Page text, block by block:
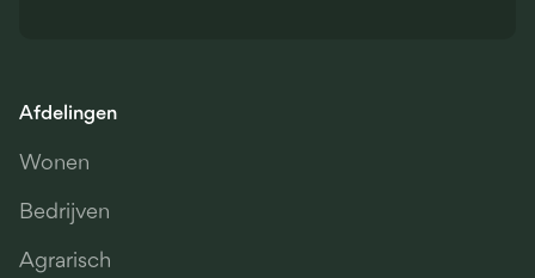
Afdelingen
Wonen
Bedrijven
Agrarisch